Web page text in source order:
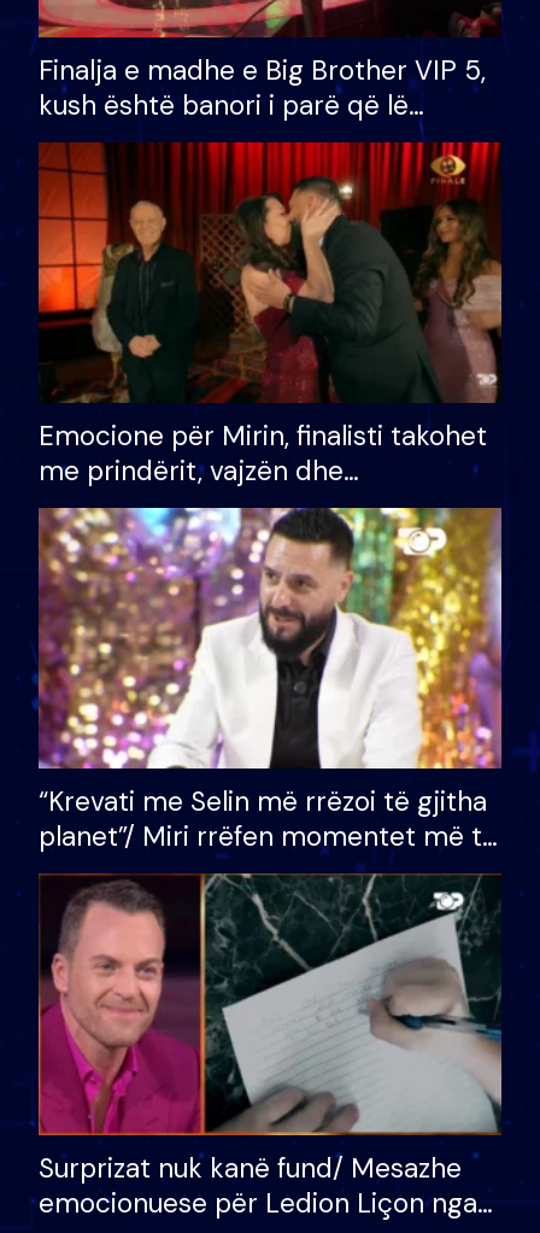
Finalja e madhe e Big Brother VIP 5,
kush është banori i parë që lë
shtëpinë dhe humb mundësinë për
të fituar çmimin e madh
Emocione për Mirin, finalisti takohet
me prindërit, vajzën dhe
bashkëshorten: S’kemi ndonjë letër
divorci apo jo?
“Krevati me Selin më rrëzoi të gjitha
planet”/ Miri rrëfen momentet më të
bukura në shtëpinë e BB VIP: Do më
mungojë zilja e mëngjesit kur…
Surprizat nuk kanë fund/ Mesazhe
emocionuese për Ledion Liçon nga